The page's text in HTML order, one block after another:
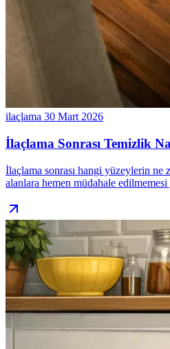
ilaçlama 30 Mart 2026
İlaçlama Sonrası Temizlik
İlaçlama sonrası hangi yüzeylerin ne
alanlara hemen müdahale